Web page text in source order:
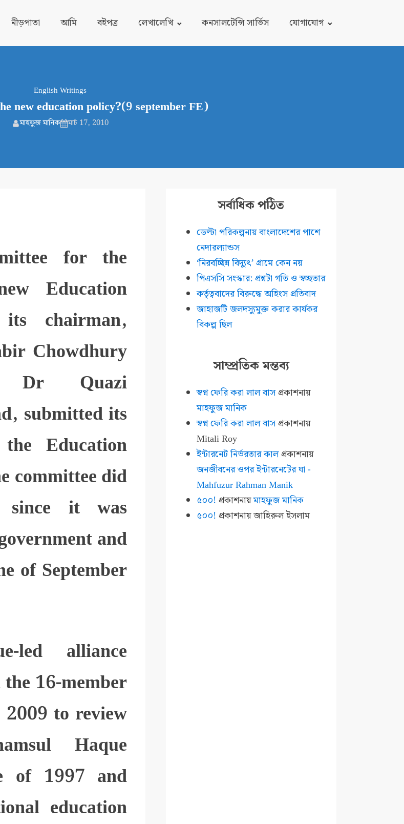
নীড়পাতা আমি বইপত্র লেখালেখি কনসালটেন্সি সার্ভিস যোগাযোগ
English Writings
new education policy?(9 september FE)
মাহফুজ মানিক মার্চ 17, 2010
for the
Education
chairman,
Chowdhury
Dr Quazi
submitted its
Education
committee did
it was
and
of September
led alliance
16-member
to review
Haque
of 1997 and
education
সর্বাধিক পঠিত
ডেল্টা পরিকল্পনায় বাংলাদেশের পাশে
নেদারল্যান্ডস
‘নিরবচ্ছিন্ন বিদ্যুৎ’ গ্রামে কেন নয়
পিএসসি সংস্কার: প্রশ্নটা গতি ও স্বচ্ছতার
কর্তৃত্ববাদের বিরুদ্ধে অহিংস প্রতিবাদ
জাহাজটি জলদস্যুমুক্ত করার কার্যকর
বিকল্প ছিল
সাম্প্রতিক মন্তব্য
স্বপ্ন ফেরি করা লাল বাসপ্রকাশনায়
মাহফুজ মানিক
স্বপ্ন ফেরি করা লাল বাসপ্রকাশনায়
Mitali Roy
ইন্টারনেট নির্ভরতার কালপ্রকাশনায়
জনজীবনের ওপর ইন্টারনেটের ঘা -
Mahfuzur Rahman Manik
৫০০! প্রকাশনায়মাহফুজ মানিক
৫০০! প্রকাশনায়জাহিরুল ইসলাম